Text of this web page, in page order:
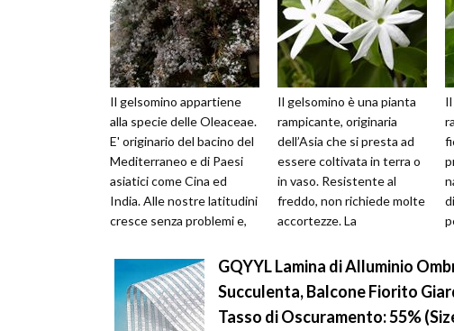
Il gelsomino appartiene
alla specie delle Oleaceae.
E' originario del bacino del
Mediterraneo e di Paesi
asiatici come Cina ed
India. Alle nostre latitudini
cresce senza problemi e,
Il gelsomino è una pianta
rampicante, originaria
dell’Asia che si presta ad
essere coltivata in terra o
in vaso. Resistente al
freddo, non richiede molte
accortezze. La
gelsomino può ...
GQYYL Lamina di Alluminio
Succulenta, Balcone Fiorito
Tasso di Oscuramento: 55%